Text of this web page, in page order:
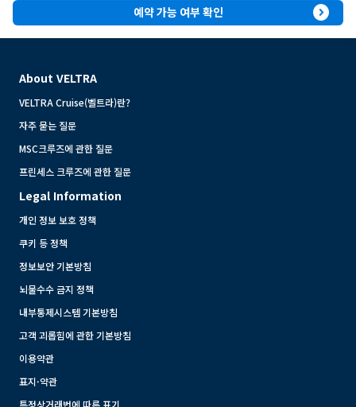
예약 가능 여부 확인 expand_circle_right
About VELTRA
VELTRA Cruise(벨트라)란?
자주 묻는 질문
MSC크루즈에 관한 질문
프린세스 크루즈에 관한 질문
Legal Information
개인 정보 보호 정책
쿠키 등 정책
정보보안 기본방침
뇌물수수 금지 정책
내부통제시스템 기본방침
고객 괴롭힘에 관한 기본방침
이용약관
표지·약관
특정상거래법에 따른 표기